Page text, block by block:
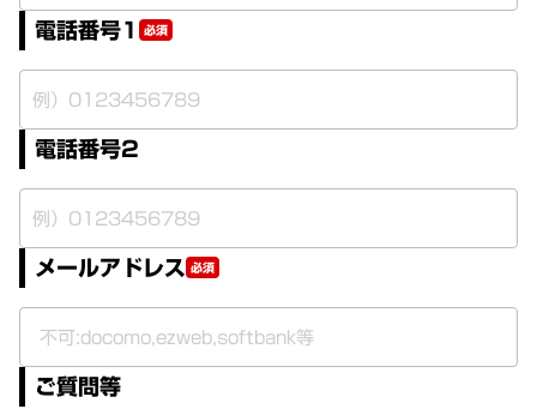
電話番号1 必須
電話番号2
メールアドレス 必須
ご質問等